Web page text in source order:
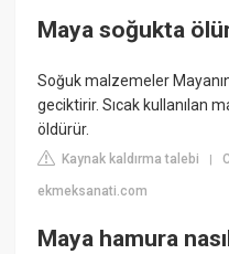
Maya soğukta
Soğuk malzemeler
geciktirir. Sıcak kullanılan
öldürür.
Kaynak kaldırma talebi |
ekmeksanati.com
Maya hamura